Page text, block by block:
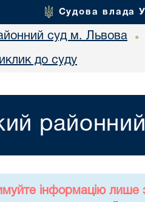
Судова влада
суд м. Львова •
до суду
інформацію лише